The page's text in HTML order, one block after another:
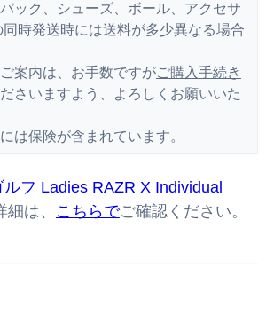
ック、シューズ、ボール、アクセサ
同時発送時には送料が多少異なる場合
案内は、お手数ですがご購入手続き
さいますよう、よろしくお願いいた
は保険が含まれています。
フ Ladies RAZR X Individual
は、 こちらでご確認ください。